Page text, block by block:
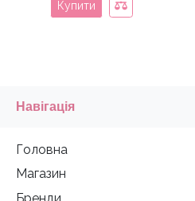
Купити
Навігація
Головна
Магазин
Бренди